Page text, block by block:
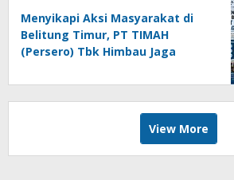
Menyikapi Aksi Masyarakat di
Belitung Timur, PT TIMAH
(Persero) Tbk Himbau Jaga
View More